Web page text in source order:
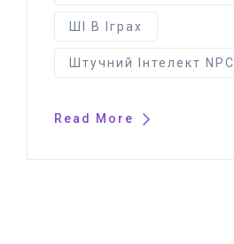
ШІ В Іграх
Штучний Інтелект NPC
Read More